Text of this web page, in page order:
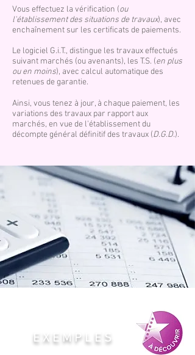
Vous effectuez la vérification (ou
l'établissement des situations de travaux), avec
enchaînement sur les certificats de paiements.
Le logiciel G.i.T., distingue les travaux effectués
suivant marchés (ou avenants), les T.S. (en plus
ou en moins), avec calcul automatique des
retenues de garantie.
Ainsi, vous tenez à jour, à chaque paiement, les
variations des travaux par rapport aux
marchés, en vue de l'établissement du
décompte général définitif des travaux (D.G.D.).
​E X E M P L E S